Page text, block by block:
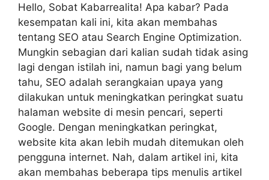
Hello, Sobat Kabarrealita! Apa kabar? Pada
kesempatan kali ini, kita akan membahas
tentang SEO atau Search Engine Optimization.
Mungkin sebagian dari kalian sudah tidak asing
lagi dengan istilah ini, namun bagi yang belum
tahu, SEO adalah serangkaian upaya yang
dilakukan untuk meningkatkan peringkat suatu
halaman website di mesin pencari, seperti
Google. Dengan meningkatkan peringkat,
website kita akan lebih mudah ditemukan oleh
pengguna internet. Nah, dalam artikel ini, kita
akan membahas beberapa tips menulis artikel